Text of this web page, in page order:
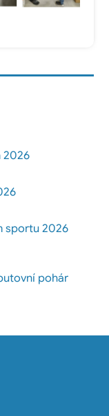
2026
sportu 2026
pohár